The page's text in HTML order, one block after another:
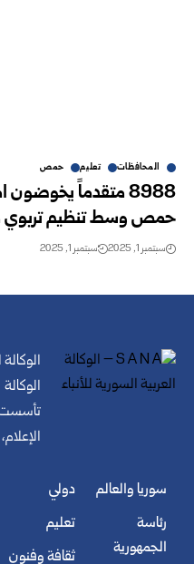
المحافظات تعليم حمص
8988 متقدماً
حمص وسط تنظيم تربوي
سبتمبر 1, 2025 سبتمبر 1, 2025
سوريا والعالم
رئاسة
الجمهورية
دولي
تعليم
ثقافة وفنون